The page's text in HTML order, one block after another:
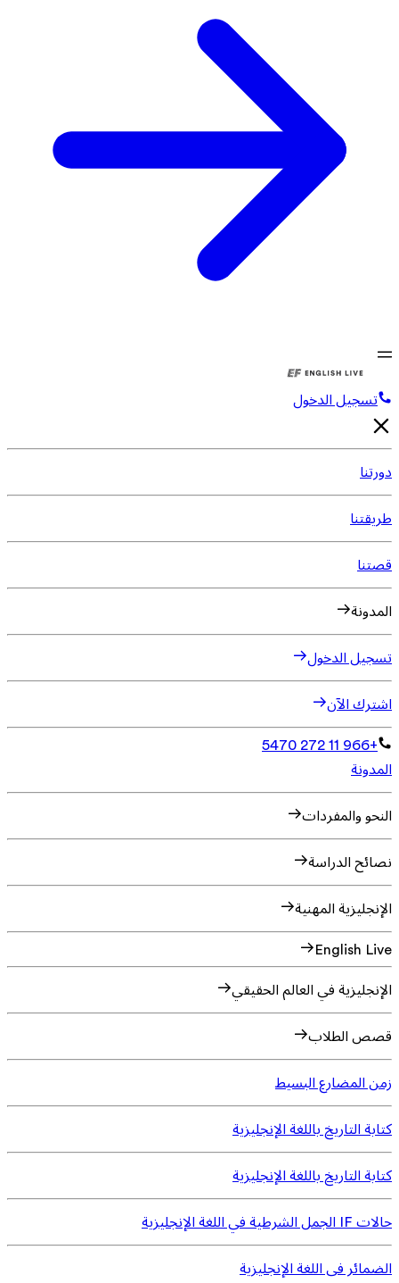
تسجيل الدخول
دورتنا
طريقتنا
قصتنا
المدونة
تسجيل الدخول
اشترك الآن
+966 11 272 5470
المدونة
النحو والمفردات
نصائح الدراسة
الإنجليزية المهنية
English Live
الإنجليزية في العالم الحقيقي
قصص الطلاب
زمن المضارع البسيط
كتابة التاريخ باللغة الإنجليزية
كتابة التاريخ باللغة الإنجليزية
حالات IF الجمل الشرطية في اللغة الإنجليزية
الضمائر فى اللغة الإنجليزية